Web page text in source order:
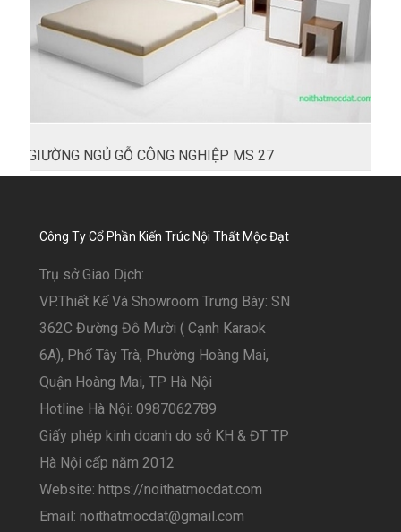
GIƯỜNG NGỦ GỖ CÔNG NGHIỆP MS 27
Công Ty Cổ Phần Kiến Trúc Nội Thất Mộc Đạt
Trụ sở Giao Dịch:
VP.Thiết Kế Và Showroom Trưng Bày: SN
362C Đường Đỗ Mười ( Cạnh Karaok
6A), Phố Tây Trà, Phường Hoàng Mai,
Quận Hoàng Mai, TP Hà Nội
Hotline Hà Nội: 0987062789
Giấy phép kinh doanh do sở KH & ĐT TP
Hà Nội cấp năm 2012
Website: https://noithatmocdat.com
Email: noithatmocdat@gmail.com